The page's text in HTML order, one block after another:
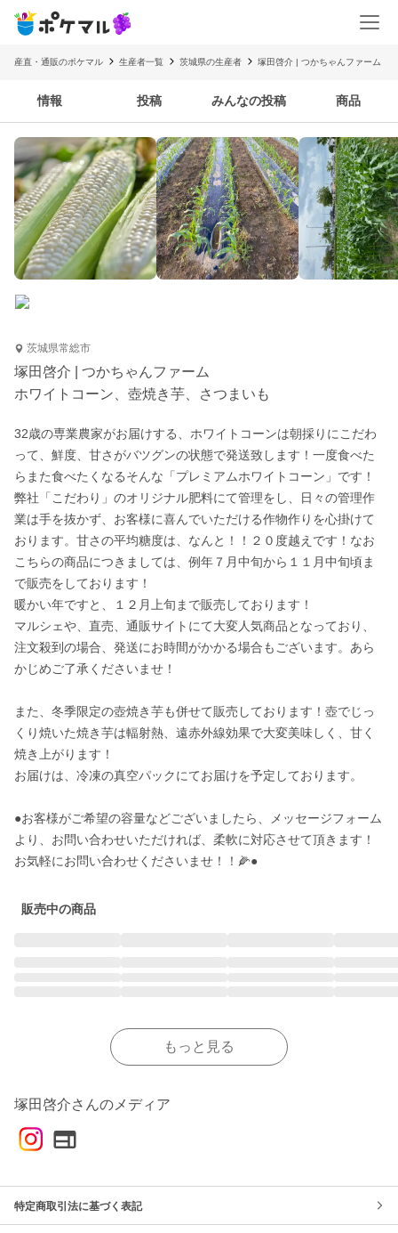
産直・通販のポケマル 生産者一覧 茨城県の生産者 塚田啓介 | つかちゃんファーム
情報 投稿 みんなの投稿 商品
茨城県常総市
塚田啓介 | つかちゃんファーム
ホワイトコーン、壺焼き芋、さつまいも
32歳の専業農家がお届けする、ホワイトコーンは朝採りにこだわ
って、鮮度、甘さがバツグンの状態で発送致します！一度食べた
らまた食べたくなるそんな「プレミアムホワイトコーン」です！
弊社「こだわり」のオリジナル肥料にて管理をし、日々の管理作
業は手を抜かず、お客様に喜んでいただける作物作りを心掛けて
おります。甘さの平均糖度は、なんと！！２０度越えです！なお
こちらの商品につきましては、例年７月中旬から１１月中旬頃ま
で販売をしております！
暖かい年ですと、１２月上旬まで販売しております！
マルシェや、直売、通販サイトにて大変人気商品となっており、
注文殺到の場合、発送にお時間がかかる場合もございます。あら
かじめご了承くださいませ！
また、冬季限定の壺焼き芋も併せて販売しております！壺でじっ
くり焼いた焼き芋は輻射熱、遠赤外線効果で大変美味しく、甘く
焼き上がります！
お届けは、冷凍の真空パックにてお届けを予定しております。
●お客様がご希望の容量などございましたら、メッセージフォーム
より、お問い合わせいただければ、柔軟に対応させて頂きます！
お気軽にお問い合わせくださいませ！！🌽●
販売中の商品
もっと見る
塚田啓介さんのメディア
特定商取引法に基づく表記